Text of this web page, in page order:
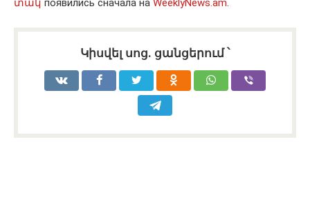
տակ появились сначала на WeeklyNews.am.
Կիսվել սոց․ ցանցերում ՝